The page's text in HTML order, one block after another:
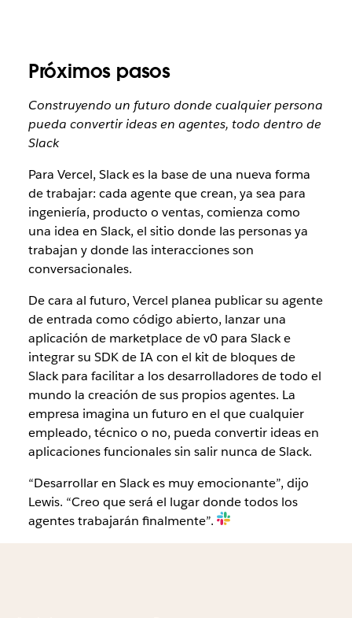
Próximos pasos
Construyendo un futuro donde cualquier persona
pueda convertir ideas en agentes, todo dentro de
Slack
Para Vercel, Slack es la base de una nueva forma
de trabajar: cada agente que crean, ya sea para
ingeniería, producto o ventas, comienza como
una idea en Slack, el sitio donde las personas ya
trabajan y donde las interacciones son
conversacionales.
De cara al futuro, Vercel planea publicar su agente
de entrada como código abierto, lanzar una
aplicación de marketplace de v0 para Slack e
integrar su SDK de IA con el kit de bloques de
Slack para facilitar a los desarrolladores de todo el
mundo la creación de sus propios agentes. La
empresa imagina un futuro en el que cualquier
empleado, técnico o no, pueda convertir ideas en
aplicaciones funcionales sin salir nunca de Slack.
“Desarrollar en Slack es muy emocionante”, dijo
Lewis. “Creo que será el lugar donde todos los
agentes trabajarán finalmente”.